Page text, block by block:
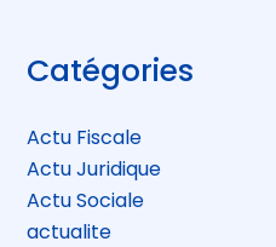
Blog
sidebar
Catégories
Actu Fiscale
Actu Juridique
Actu Sociale
actualite